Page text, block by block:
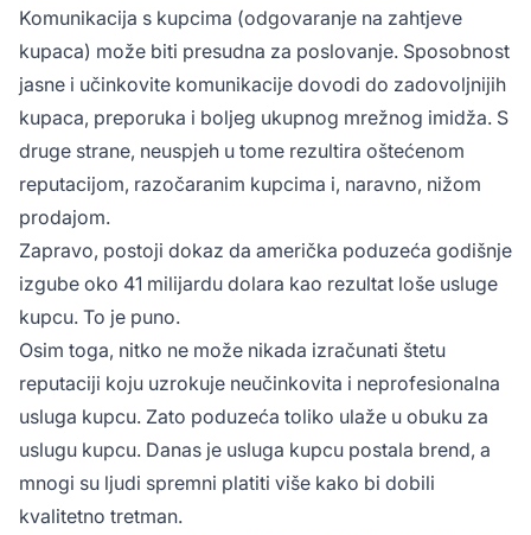
Komunikacija s kupcima (odgovaranje na zahtjeve
kupaca) može biti presudna za poslovanje. Sposobnost
jasne i učinkovite komunikacije dovodi do zadovoljnijih
kupaca, preporuka i boljeg ukupnog mrežnog imidža. S
druge strane, neuspjeh u tome rezultira oštećenom
reputacijom, razočaranim kupcima i, naravno, nižom
prodajom.
Zapravo, postoji dokaz da američka poduzeća godišnje
izgube oko 41 milijardu dolara kao rezultat loše usluge
kupcu. To je puno.
Osim toga, nitko ne može nikada izračunati štetu
reputaciji koju uzrokuje neučinkovita i neprofesionalna
usluga kupcu. Zato poduzeća toliko ulaže u obuku za
uslugu kupcu. Danas je usluga kupcu postala brend, a
mnogi su ljudi spremni platiti više kako bi dobili
kvalitetno tretman.